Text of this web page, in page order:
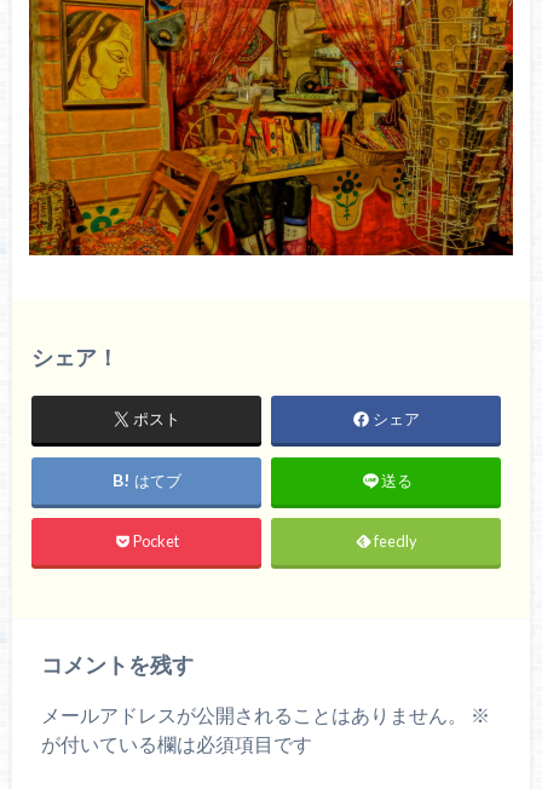
シェア！
ポスト シェア
はてブ 送る
Pocket feedly
コメントを残す
メールアドレスが公開されることはありません。
※
が付いている欄は必須項目です